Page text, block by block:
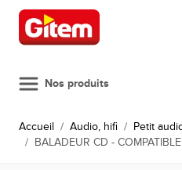
Allez au contenu
Nos produits
Accueil / Audio, hifi / Petit
/ BALADEUR CD -